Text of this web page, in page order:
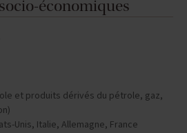
économiques
et produits dérivés du pétrole, gaz,
Unis, Italie, Allemagne, France